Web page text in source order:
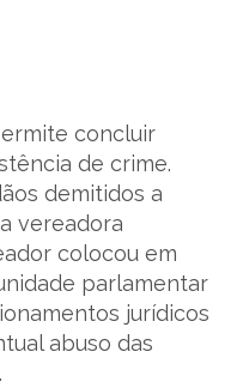
concluir
de crime.
demitidos a
vereadora
colocou em
parlamentar
jurídicos
abuso das